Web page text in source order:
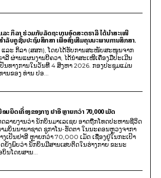
ະ ກິລາ ຮ່ວມກັບລັດຖະບານອົດສະຕຣາລີ ໄດ້ນຳສະເໜີ
ສຳລັບຄູຊັ້ນປະຖົມສຶກສາ ເພື່ອສົ່ງເສີມຄຸນນະພາບການສຶກສາ.
ແລະ ກິລາ (ສສກ), ໂດຍໄດ້ຮັບການສະໜັບສະໜູນຈາກ
ລີ ຜ່ານແຜນງານບີຄວາ, ໄດ້ນຳສະເໜີເຄື່ອງມືປະເມີນ
ປັນທາງການໃນວັນທີ 4 ສິງຫາ 2026. ກອງປະຊຸມແມ່ນ
ນຂອງ ທ່ານ ປອ...
ມຍຶດເຄື່ອງຂອງກາງ ຢາອີ ຫຼາຍກວ່າ 70,000 ເມັດ
ດລາຍງານວ່າ ນັກບິນມາເລເຊຍ ອາດຖືກໂທດປະຫານຊີວິດ
ບິນນານາຊາດ ຊູກາໂນ-ຮັດຕາ ໃນນະຄອນຫຼວງຈາກາ
ງເປັນຢາອີ ຫຼາຍກວ່າ 70,000 ເມັດ ເຊື່ອງຢູ່ໃນກະເປົາ
ຍັງພົບວ່າ ນັກບິນມີສານເສບຕິດໃນຮ່າງກາຍ ຂະນະ
ນໂດຍສານ...